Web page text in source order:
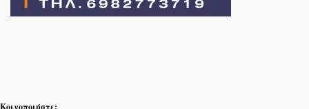
Κοινοποιήστε: